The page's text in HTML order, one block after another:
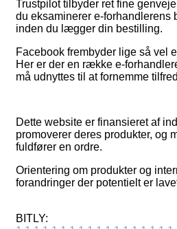
Trustpilot tilbyder ret fine
du eksaminerer e-forhandlerens
inden du lægger din bestilling.
Facebook frembyder lige så vel
Her er der en række e-
må udnyttes til at fornemme
Dette website er finansieret af
promoverer deres produkter, og
fuldfører en ordre.
Orientering om produkter og
forandringer der potentielt er
BITLY: